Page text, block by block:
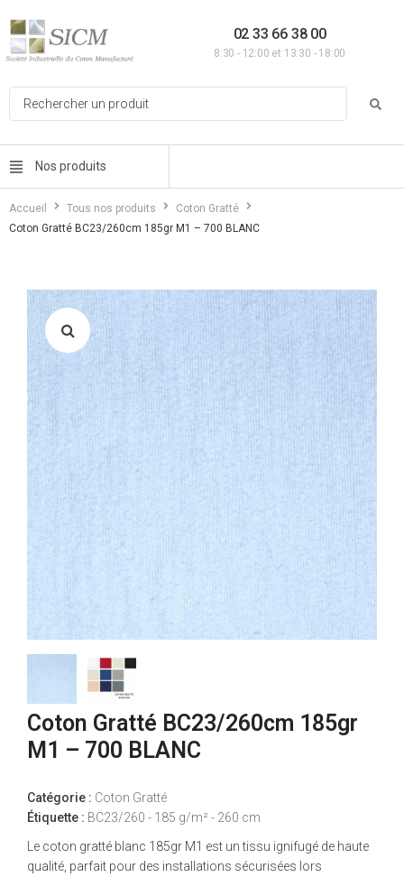
02 33 66 38 00
8:30 - 12:00 et 13:30 - 18:00
Nos produits
Accueil Tous nos produits
Coton Gratté
Coton Gratté BC23/260cm 185gr M1 – 700 BLANC
Coton Gratté BC23/260cm 185gr
M1 – 700 BLANC
Catégorie : Coton Gratté
Étiquette : BC23/260 - 185 g/m² - 260 cm
Le coton gratté blanc 185gr M1 est un tissu ignifugé de haute
qualité, parfait pour des installations sécurisées lors